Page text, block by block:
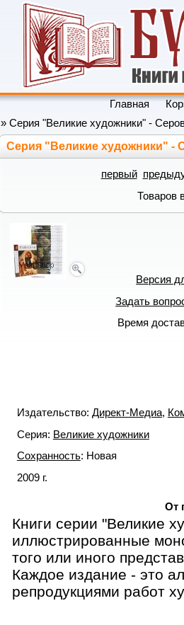
Главная
» Серия "Великие художники" -
Серия "Великие художники" -
первый
Товаров
Версия
Задать
Время
Издательство: Директ-Медиа,
Серия: Великие художники
Сохранность: Новая
2009 г.
От
Книги серии "Великие
иллюстрированные
того или иного
Каждое издание - это
репродукциями работ